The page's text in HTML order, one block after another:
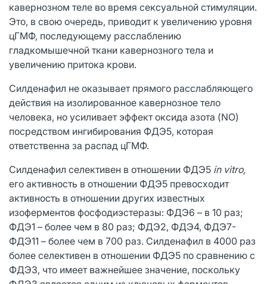
кавернозном теле во время сексуальной стимуляции.
Это, в свою очередь, приводит к увеличению уровня
цГМФ, последующему расслаблению
гладкомышечной ткани кавернозного тела и
увеличению притока крови.
Силденафил не оказывает прямого расслабляющего
действия на изолированное кавернозное тело
человека, но усиливает эффект оксида азота (NO)
посредством ингибирования ФДЭ5, которая
ответственна за распад цГМФ.
Силденафил селективен в отношении ФДЭ5 in vitro,
его активность в отношении ФДЭ5 превосходит
активность в отношении других известных
изоферментов фосфодиэстеразы: ФДЭ6 – в 10 раз;
ФДЭ1 – более чем в 80 раз; ФДЭ2, ФДЭ4, ФДЭ7-
ФДЭ11 – более чем в 700 раз. Силденафил в 4000 раз
более селективен в отношении ФДЭ5 по сравнению с
ФДЭЗ, что имеет важнейшее значение, поскольку